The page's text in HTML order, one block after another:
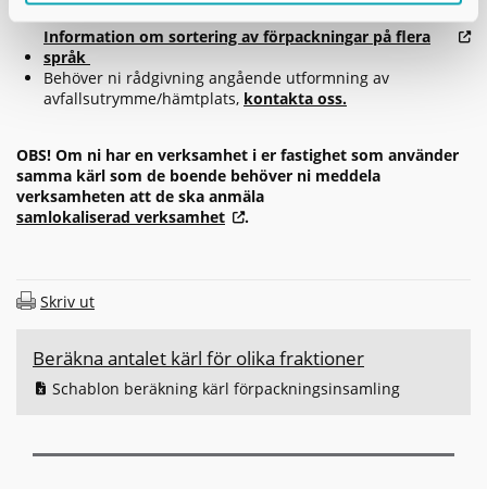
Information om sortering av förpackningar på flera
språk
Behöver ni rådgivning angående utformning av
avfallsutrymme/hämtplats, kontakta oss.
OBS! Om ni har en verksamhet i er fastighet som använder
samma kärl som de boende behöver ni meddela
verksamheten att de ska anmäla
samlokaliserad verksamhet
.
Skriv ut
Beräkna antalet kärl för olika fraktioner
Schablon beräkning kärl förpackningsinsamling